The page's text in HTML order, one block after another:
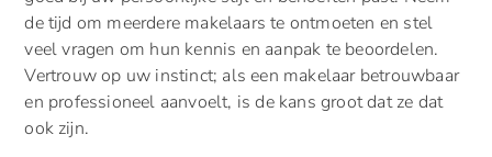
de tijd om meerdere makelaars te ontmoeten en stel
veel vragen om hun kennis en aanpak te beoordelen.
Vertrouw op uw instinct; als een makelaar betrouwbaar
en professioneel aanvoelt, is de kans groot dat ze dat
ook zijn.